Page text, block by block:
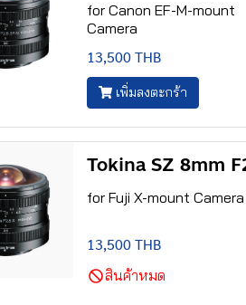
for Canon EF-M-mount
Camera
13,500 THB
เพิ่มลงตะกร้า
for Fuji X-mount Camera
13,500 THB
สินค้าหมด